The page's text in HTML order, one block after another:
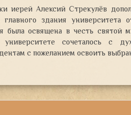
иерей Алексий Стрекулёв
здания университета
была освящена в честь святой
университете сочеталось с
с пожеланием освоить